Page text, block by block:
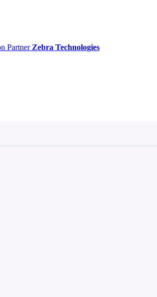
Partner Zebra Technologies